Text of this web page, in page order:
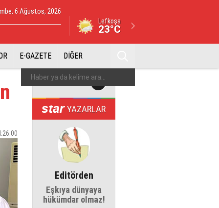
6 Ağustos, 2026
Lefkoşa
23°C
E-GAZETE DİĞER
YAZARLAR
Editörden
Eşkıya dünyaya
hükümdar olmaz!